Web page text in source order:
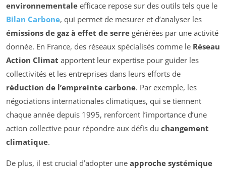
environnementale efficace repose sur des outils tels que le
Bilan Carbone, qui permet de mesurer et d’analyser les
émissions de gaz à effet de serre générées par une activité
donnée. En France, des réseaux spécialisés comme le Réseau
Action Climat apportent leur expertise pour guider les
collectivités et les entreprises dans leurs efforts de
réduction de l’empreinte carbone. Par exemple, les
négociations internationales climatiques, qui se tiennent
chaque année depuis 1995, renforcent l’importance d’une
action collective pour répondre aux défis du changement
climatique.
De plus, il est crucial d’adopter une approche systémique